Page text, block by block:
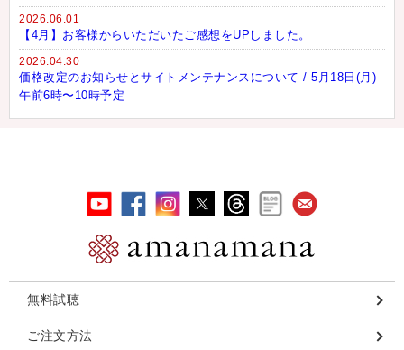
2026.06.01
【4月】お客様からいただいたご感想をUPしました。
2026.04.30
価格改定のお知らせとサイトメンテナンスについて / 5月18日(月)
午前6時〜10時予定
無料試聴
ご注文方法